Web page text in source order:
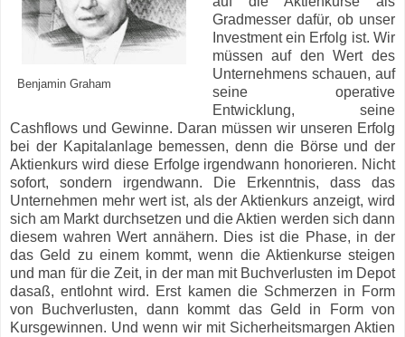
Benjamin Graham
Gradmesser dafür, ob unser
Investment ein Erfolg ist. Wir
müssen auf den Wert des
Unternehmens schauen, auf
seine operative
Entwicklung, seine
Cashflows und Gewinne. Daran müssen wir unseren Erfolg
bei der Kapitalanlage bemessen, denn die Börse und der
Aktienkurs wird diese Erfolge irgendwann honorieren. Nicht
sofort, sondern irgendwann. Die Erkenntnis, dass das
Unternehmen mehr wert ist, als der Aktienkurs anzeigt, wird
sich am Markt durchsetzen und die Aktien werden sich dann
diesem wahren Wert annähern. Dies ist die Phase, in der
das Geld zu einem kommt, wenn die Aktienkurse steigen
und man für die Zeit, in der man mit Buchverlusten im Depot
dasaß, entlohnt wird. Erst kamen die Schmerzen in Form
von Buchverlusten, dann kommt das Geld in Form von
Kursgewinnen. Und wenn wir mit Sicherheitsmargen Aktien